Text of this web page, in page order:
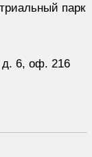
парк
д. 6, оф. 216